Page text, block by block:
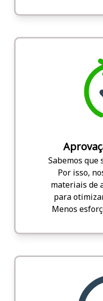
Sabemos que
Por isso,
materiais de
para
Menos